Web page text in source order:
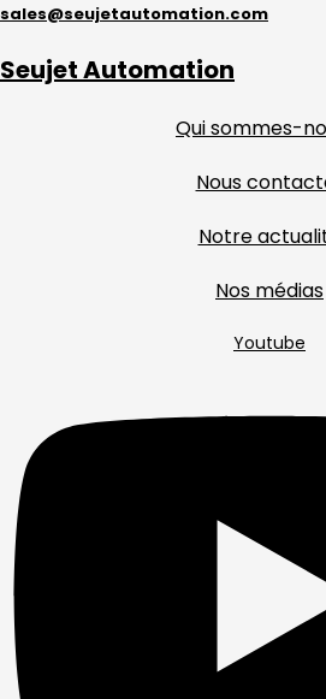
sales@seujetautomation.com
Seujet Automation
Qui sommes-
Nous
Notre
Nos médias
Youtube